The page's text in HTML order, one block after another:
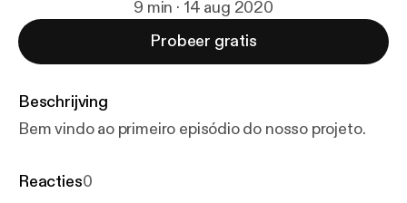
9 min · 14 aug 2020
Probeer gratis
Beschrijving
Bem vindo ao primeiro episódio do nosso projeto.
Reacties0